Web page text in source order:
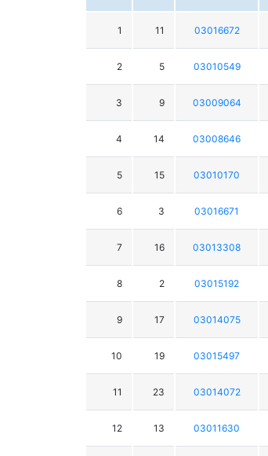
1 11 03016672
2 5 03010549
3 9 03009064
4 14 03008646
5 15 03010170
6 3 03016671
7 16 03013308
8 2 03015192
9 17 03014075
10 19 03015497
11 23 03014072
12 13 03011630